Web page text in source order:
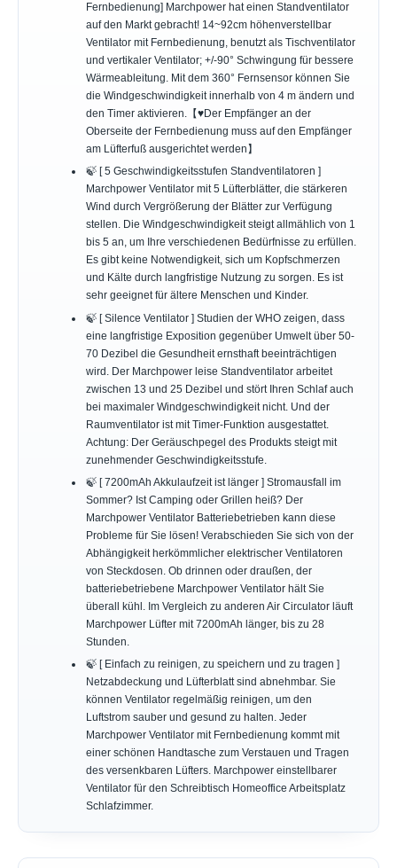
Fernbedienung] Marchpower hat einen Standventilator
auf den Markt gebracht! 14~92cm höhenverstellbar
Ventilator mit Fernbedienung, benutzt als Tischventilator
und vertikaler Ventilator; +/-90° Schwingung für bessere
Wärmeableitung. Mit dem 360° Fernsensor können Sie
die Windgeschwindigkeit innerhalb von 4 m ändern und
den Timer aktivieren.【♥Der Empfänger an der
Oberseite der Fernbedienung muss auf den Empfänger
am Lüfterfuß ausgerichtet werden】
🍃 [ 5 Geschwindigkeitsstufen Standventilatoren ]
Marchpower Ventilator mit 5 Lüfterblätter, die stärkeren
Wind durch Vergrößerung der Blätter zur Verfügung
stellen. Die Windgeschwindigkeit steigt allmählich von 1
bis 5 an, um Ihre verschiedenen Bedürfnisse zu erfüllen.
Es gibt keine Notwendigkeit, sich um Kopfschmerzen
und Kälte durch langfristige Nutzung zu sorgen. Es ist
sehr geeignet für ältere Menschen und Kinder.
🍃 [ Silence Ventilator ] Studien der WHO zeigen, dass
eine langfristige Exposition gegenüber Umwelt über 50-
70 Dezibel die Gesundheit ernsthaft beeinträchtigen
wird. Der Marchpower leise Standventilator arbeitet
zwischen 13 und 25 Dezibel und stört Ihren Schlaf auch
bei maximaler Windgeschwindigkeit nicht. Und der
Raumventilator ist mit Timer-Funktion ausgestattet.
Achtung: Der Geräuschpegel des Produkts steigt mit
zunehmender Geschwindigkeitsstufe.
🍃 [ 7200mAh Akkulaufzeit ist länger ] Stromausfall im
Sommer? Ist Camping oder Grillen heiß? Der
Marchpower Ventilator Batteriebetrieben kann diese
Probleme für Sie lösen! Verabschieden Sie sich von der
Abhängigkeit herkömmlicher elektrischer Ventilatoren
von Steckdosen. Ob drinnen oder draußen, der
batteriebetriebene Marchpower Ventilator hält Sie
überall kühl. Im Vergleich zu anderen Air Circulator läuft
Marchpower Lüfter mit 7200mAh länger, bis zu 28
Stunden.
🍃 [ Einfach zu reinigen, zu speichern und zu tragen ]
Netzabdeckung und Lüfterblatt sind abnehmbar. Sie
können Ventilator regelmäßig reinigen, um den
Luftstrom sauber und gesund zu halten. Jeder
Marchpower Ventilator mit Fernbedienung kommt mit
einer schönen Handtasche zum Verstauen und Tragen
des versenkbaren Lüfters. Marchpower einstellbarer
Ventilator für den Schreibtisch Homeoffice Arbeitsplatz
Schlafzimmer.